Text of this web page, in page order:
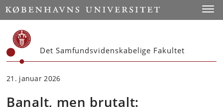
Start
Det Samfundsvidenskabelige Fakultet
21. januar 2026
Banalt, men brutalt: